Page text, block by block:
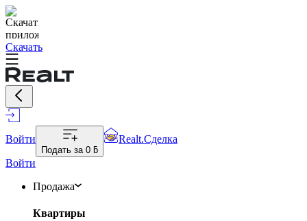
Скачать
Войти
Подать за 0 ƃ
Realt.Сделка
Войти
Продажа
Квартиры